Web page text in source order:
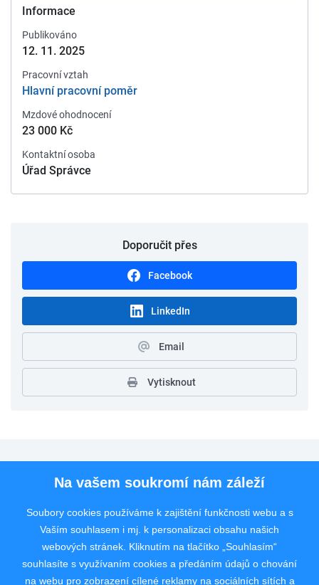
Informace
Publikováno
12. 11. 2025
Pracovní vztah
Hlavní pracovní poměr
Mzdové ohodnocení
23 000 Kč
Kontaktní osoba
Úřad Správce
Doporučit přes
Facebook
LinkedIn
Email
Vytisknout
Pro uchazeče
Rychlý kontakt
Na vašem soukromí nám záleží
Soubory cookies používáme k zajištění funkčnosti webu a s
Vaším souhlasem i mj. k personalizaci obsahu našich
webových stránek. Kliknutím na tlačítko „Souhlasím“
souhlasíte s využívaním cookies a předáním údajů o chování
na webu pro zobrazení cílené reklamy na sociálních sítích a